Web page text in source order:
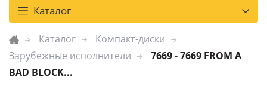
Каталог
Каталог
Компакт-диски
Зарубежные исполнители
7669 - 7669 FROM A
BAD BLOCK...